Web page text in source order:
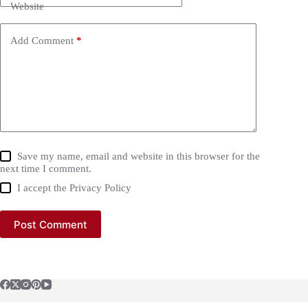
Website
Add Comment *
Save my name, email and website in this browser for the
next time I comment.
I accept thePrivacy Policy
Post Comment